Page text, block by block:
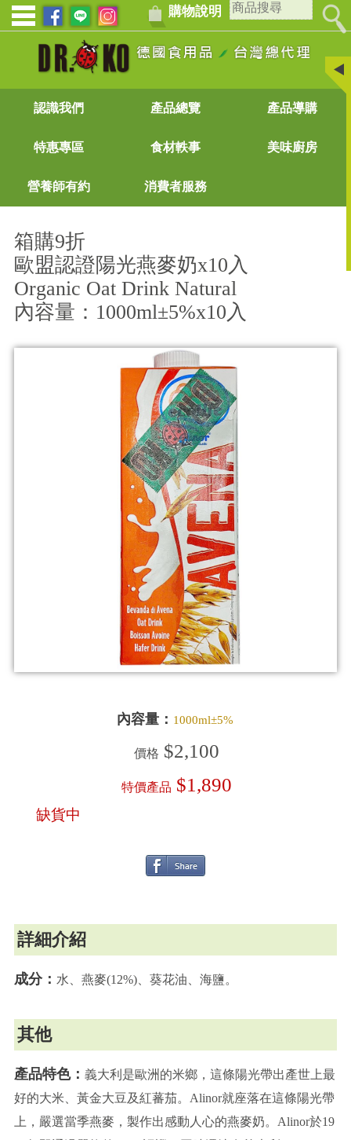
購物說明
認識我們 產品總覽 產品導購
特惠專區 食材軼事 美味廚房
營養師有約 消費者服務
箱購9折
歐盟認證陽光燕麥奶x10入
Organic Oat Drink Natural
內容量：1000ml±5%x10入
內容量： 1000ml±5%
價格 $2,100
特價產品 $1,890
缺貨中
詳細介紹
成分： 水、燕麥(12%)、葵花油、海鹽。
其他
產品特色： 義大利是歐洲的米鄉，這條陽光帶出產世上最
好的大米、黃金大豆及紅蕃茄。Alinor就座落在這條陽光帶
上，嚴選當季燕麥，製作出感動人心的燕麥奶。Alinor於19